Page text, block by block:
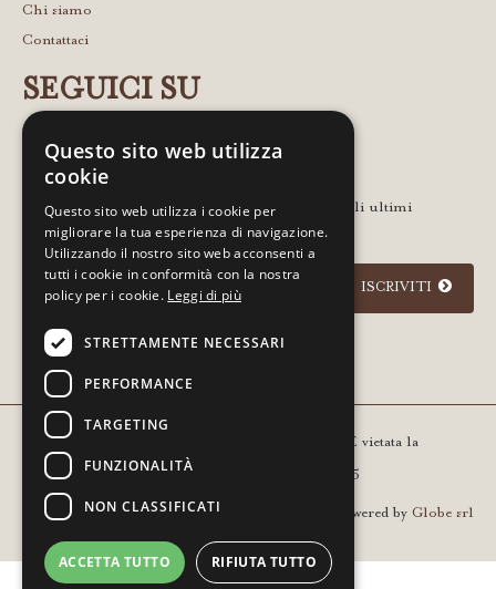
Chi siamo
Contattaci
SEGUICI SU
Lascia la tua email per rimanere in contatto con gli ultimi
aggiornamenti e notizie
Acconsentoinformativa sulla privacy
ISCRIVITI
Copyright © 2021 Gourm - All rights reserved. È vietata la
riproduzione anche parziale | P.IVA 01936420205
Powered by Globe srl
Questo sito web utilizza
cookie
Questo sito web utilizza i cookie per
migliorare la tua esperienza di navigazione.
Utilizzando il nostro sito web acconsenti a
tutti i cookie in conformità con la nostra
policy per i cookie. Leggi di più
STRETTAMENTE NECESSARI
PERFORMANCE
TARGETING
FUNZIONALITÀ
NON CLASSIFICATI
ACCETTA TUTTO RIFIUTA TUTTO